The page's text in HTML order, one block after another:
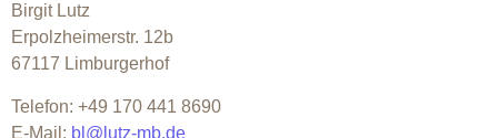
Birgit Lutz
Erpolzheimerstr. 12b
67117 Limburgerhof
Telefon: +49 170 441 8690
E-Mail: bl@lutz-mb.de